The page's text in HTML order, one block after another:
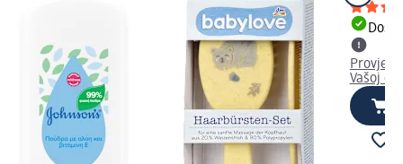
Vašoj